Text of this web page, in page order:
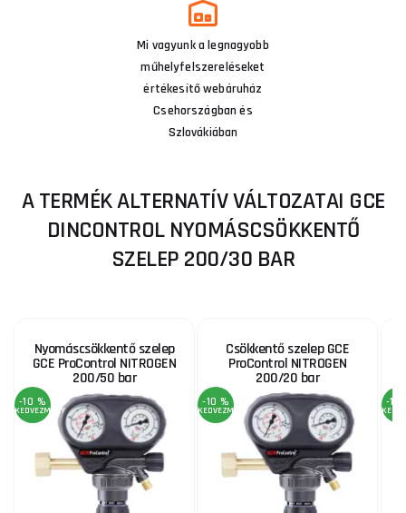
Mi vagyunk a legnagyobb
műhelyfelszereléseket
értékesítő webáruház
Csehországban és
Szlovákiában
A TERMÉK ALTERNATÍV VÁLTOZATAI GCE
DINCONTROL NYOMÁSCSÖKKENTŐ
SZELEP 200/30 BAR
Nyomáscsökkentő szelep
GCE ProControl NITROGEN
200/50 bar
-10 %
KEDVEZMÉNY
Csökkentő szelep GCE
ProControl NITROGEN
200/20 bar
-10 %
KEDVEZMÉNY
-10